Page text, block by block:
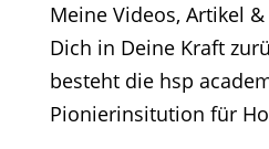
Meine Videos, Artikel
Dich in Deine Kraft
besteht die hsp
Pionierinsitution für